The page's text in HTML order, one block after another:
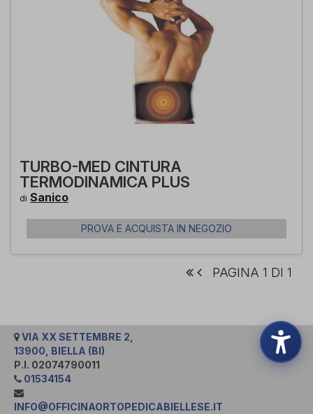
TURBO-MED CINTURA
TERMODINAMICA PLUS
di Sanico
PROVA E ACQUISTA IN NEGOZIO
PAGINA 1 DI 1
VIA XX SETTEMBRE 2,
13900, BIELLA (BI)
P.I. 02074790011
01534154
INFO@OFFICINAORTOPEDICABIELLESE.IT